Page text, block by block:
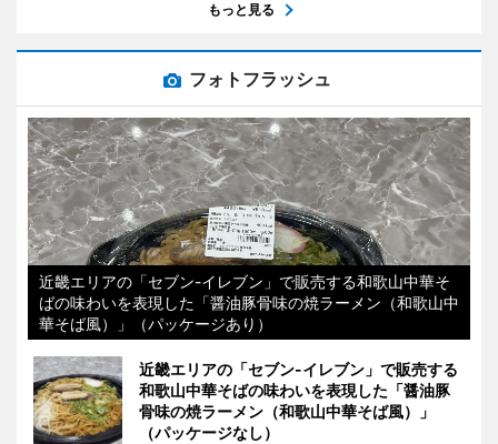
もっと見る
フォトフラッシュ
近畿エリアの「セブン-イレブン」で販売する和歌山中華そ
ばの味わいを表現した「醤油豚骨味の焼ラーメン（和歌山中
華そば風）」（パッケージあり）
近畿エリアの「セブン-イレブン」で販売する
和歌山中華そばの味わいを表現した「醤油豚
骨味の焼ラーメン（和歌山中華そば風）」
（パッケージなし）